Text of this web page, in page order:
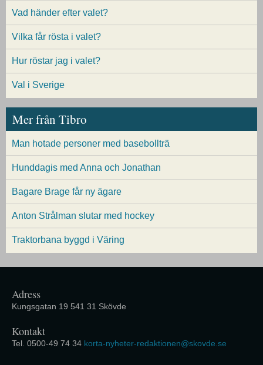
Vad händer efter valet?
Vilka får rösta i valet?
Hur röstar jag i valet?
Val i Sverige
Mer från Tibro
Man hotade personer med basebollträ
Hunddagis med Anna och Jonathan
Bagare Brage får ny ägare
Anton Strålman slutar med hockey
Traktorbana byggd i Väring
Adress
Kungsgatan 19 541 31 Skövde
Kontakt
Tel. 0500-49 74 34 korta-nyheter-redaktionen@skovde.se